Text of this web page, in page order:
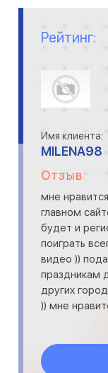
Рейтинг:
Имя клиента:
MILENA98
Отзыв
мне
главном
будет и
поиграть
видео ))
праздникам
других
)) мне